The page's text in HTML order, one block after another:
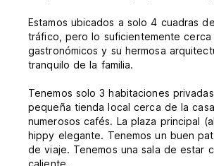
Estamos ubicados a solo 4 cuadras
tráfico, pero lo suficientemente
gastronómicos y su hermosa
tranquilo de la familia.
Tenemos solo 3 habitaciones
pequeña tienda local cerca de la
numerosos cafés. La plaza principal
hippy elegante. Tenemos un buen
de viaje. Tenemos una sala de estar
caliente.